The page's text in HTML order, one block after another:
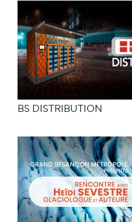
BS DISTRIBUTION